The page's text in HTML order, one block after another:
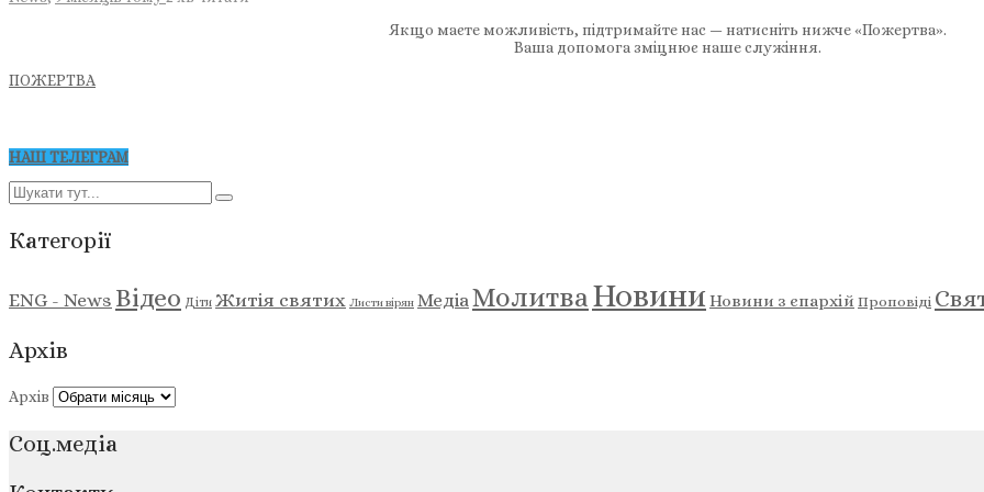
Якщо маєте можливість, підтримайте нас — натисніть нижче «Пожертва».
Ваша допомога зміцнює наше служіння.
ПОЖЕРТВА
НАШ ТЕЛЕГРАМ
Категорії
ENG - News Відео Діти Житія святих Листи вірян Медіа Молитва Новини Новини з єпархій Проповіді
Архів
Архів
Соц.медіа